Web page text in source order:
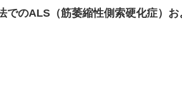
でのALS（筋萎縮性側索硬化症）